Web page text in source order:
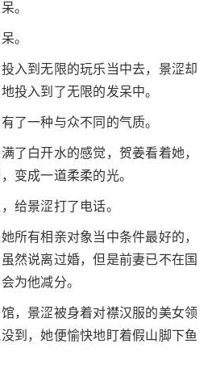
。
。
入到无限的玩乐当中去，景涩却
投入到了无限的发呆中。
了一种与众不同的气质。
了白开水的感觉，贺姜看着她，
变成一道柔柔的光。
给景涩打了电话。
所有相亲对象当中条件最好的，
然说离过婚，但是前妻已不在国
为他减分。
，景涩被身着对襟汉服的美女领
到，她便愉快地盯着假山脚下鱼